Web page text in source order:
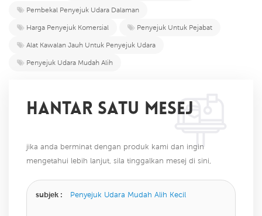
Pembekal Penyejuk Udara Dalaman
Harga Penyejuk Komersial
Penyejuk Untuk Pejabat
Alat Kawalan Jauh Untuk Penyejuk Udara
Penyejuk Udara Mudah Alih
HANTAR SATU MESEJ
jika anda berminat dengan produk kami dan ingin
mengetahui lebih lanjut, sila tinggalkan mesej di sini,
subjek : Penyejuk Udara Mudah Alih Kecil